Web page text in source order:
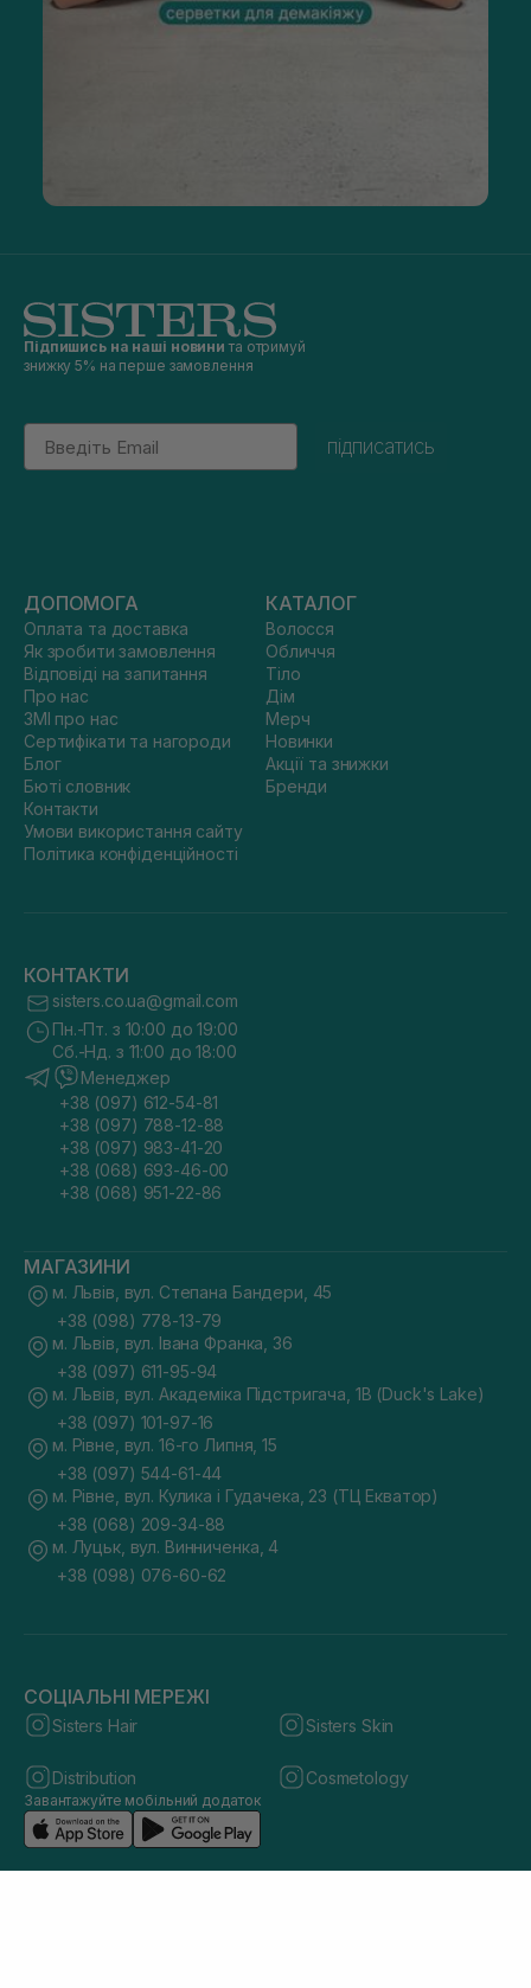
Підпишись на наші новини та отримуй
знижку 5% на перше замовлення
Email
підписатись
ДОПОМОГА
Оплата та доставка
Як зробити замовлення
Відповіді на запитання
Про нас
ЗМІ про нас
Сертифікати та нагороди
Блог
Бюті словник
Контакти
Умови використання сайту
Політика конфіденційності
КАТАЛОГ
Волосся
Обличчя
Тіло
Дім
Мерч
Новинки
Акції та знижки
Бренди
КОНТАКТИ
sisters.co.ua@gmail.com
Пн.-Пт. з 10:00 до 19:00
Сб.-Нд. з 11:00 до 18:00
Менеджер
+38 (097) 612-54-81
+38 (097) 788-12-88
+38 (097) 983-41-20
+38 (068) 693-46-00
+38 (068) 951-22-86
МАГАЗИНИ
м. Львів, вул. Степана Бандери, 45
+38 (098) 778-13-79
м. Львів, вул. Івана Франка, 36
+38 (097) 611-95-94
м. Львів, вул. Академіка Підстригача, 1В (Duck's Lake)
+38 (097) 101-97-16
м. Рівне, вул. 16-го Липня, 15
+38 (097) 544-61-44
м. Рівне, вул. Кулика і Гудачека, 23 (ТЦ Екватор)
+38 (068) 209-34-88
м. Луцьк, вул. Винниченка, 4
+38 (098) 076-60-62
СОЦІАЛЬНІ МЕРЕЖІ
Sisters Hair Sisters Skin
Distribution Cosmetology
Завантажуйте мобільний додаток